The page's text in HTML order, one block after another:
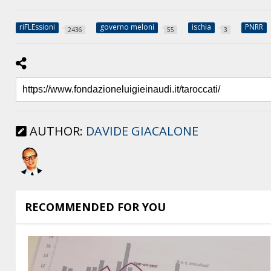
riFLEssioni 2436 governo meloni 55 ischia 3 PNRR
AUTHOR: DAVIDE GIACALONE
RECOMMENDED FOR YOU